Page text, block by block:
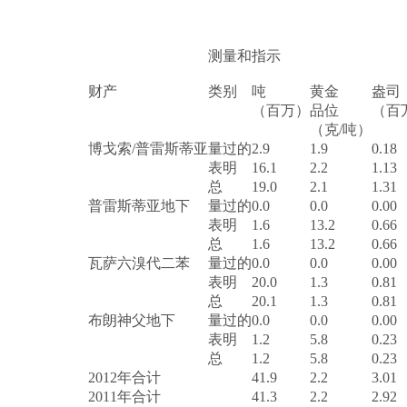
测量和指示
财产 类别
吨
（百万）
黄金
品位
（克/吨）
盎司
（
博戈索/普雷斯蒂亚量过的2.9 1.9
0.18
表明
16.1 2.2
1.13
总
19.0 2.1
1.31
普雷斯蒂亚地下
量过的0.0 0.0
0.00
表明
1.6 13.2
0.66
总
1.6 13.2
0.66
瓦萨六溴代二苯
量过的0.0 0.0
0.00
表明
20.0 1.3
0.81
总
20.1 1.3
0.81
布朗神父地下
量过的0.0 0.0
0.00
表明
1.2 5.8
0.23
总
1.2 5.8
0.23
2012年合计
41.9 2.2
3.01
2011年合计
41.3 2.2 2.92